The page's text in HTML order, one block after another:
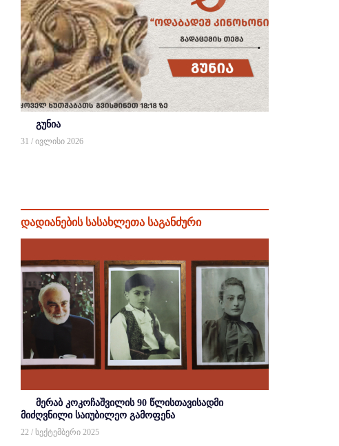
გუნია
31 / ივლისი 2026
დადიანების სასახლეთა საგანძური
მერაბ კოკოჩაშვილის 90 წლისთავისადმი
მიძღვნილი საიუბილეო გამოფენა
22 / სექტემბერი 2025